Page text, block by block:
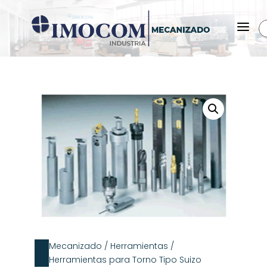
a
Mecanizado / Herramientas /
Herramientas para Torno Tipo Suizo